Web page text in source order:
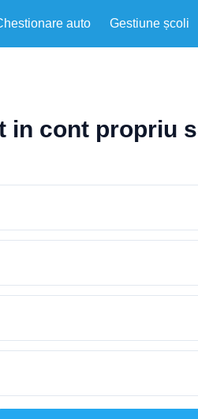
auto Gestiune școli
in cont propriu